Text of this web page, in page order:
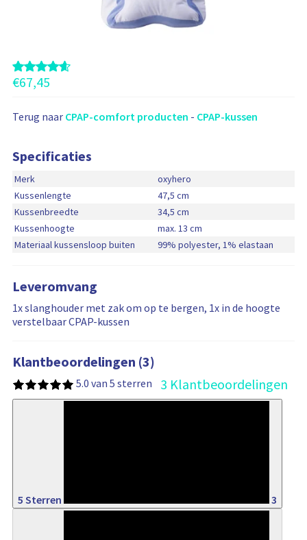
a
n
€67,45
Terug naar CPAP-comfort producten - CPAP-kussen
Specificaties
Merk
oxyhero
Kussenlengte
47,5 cm
Kussenbreedte
34,5 cm
Kussenhoogte
max. 13 cm
Materiaal kussensloop buiten
99% polyester, 1% elastaan
Leveromvang
1x slanghouder met zak om op te bergen, 1x in de hoogte
verstelbaar CPAP-kussen
Klantbeoordelingen (3)
5.0 van 5 sterren 3 Klantbeoordelingen
5 Sterren 3